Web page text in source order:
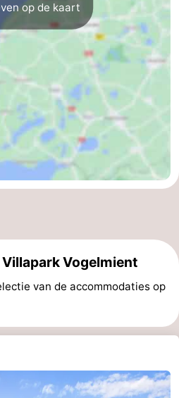
op de kaart
Vogelmient
van de accommodaties op